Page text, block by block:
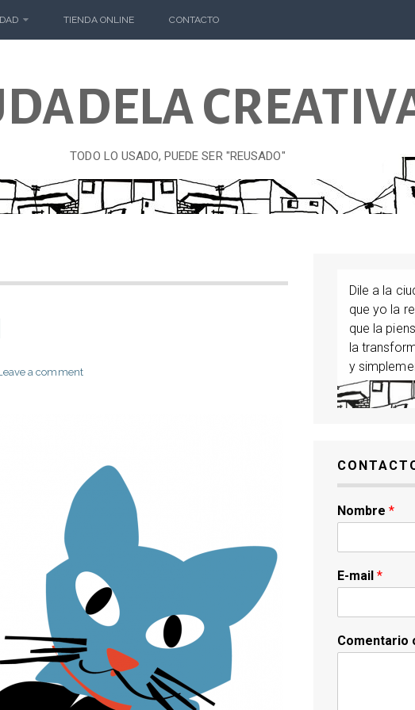
TIENDA ONLINE CONTACTO
TODO LO USADO, PUEDE SER "REUSADO"
a comment
Dile a la
que yo la
que la
la
y
Nombre *
E-mail *
Comentario